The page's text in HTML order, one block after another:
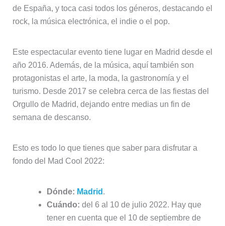
de España, y toca casi todos los géneros, destacando el
rock, la música electrónica, el indie o el pop.
Este espectacular evento tiene lugar en Madrid desde el
año 2016. Además, de la música, aquí también son
protagonistas el arte, la moda, la gastronomía y el
turismo. Desde 2017 se celebra cerca de las fiestas del
Orgullo de Madrid, dejando entre medias un fin de
semana de descanso.
Esto es todo lo que tienes que saber para disfrutar a
fondo del Mad Cool 2022:
Dónde: Madrid .
Cuándo: del 6 al 10 de julio 2022. Hay que
tener en cuenta que el 10 de septiembre de